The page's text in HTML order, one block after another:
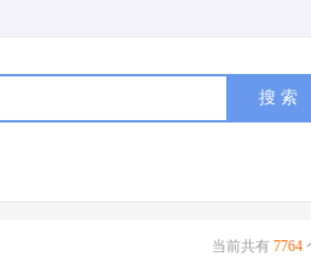
当前共有 7764